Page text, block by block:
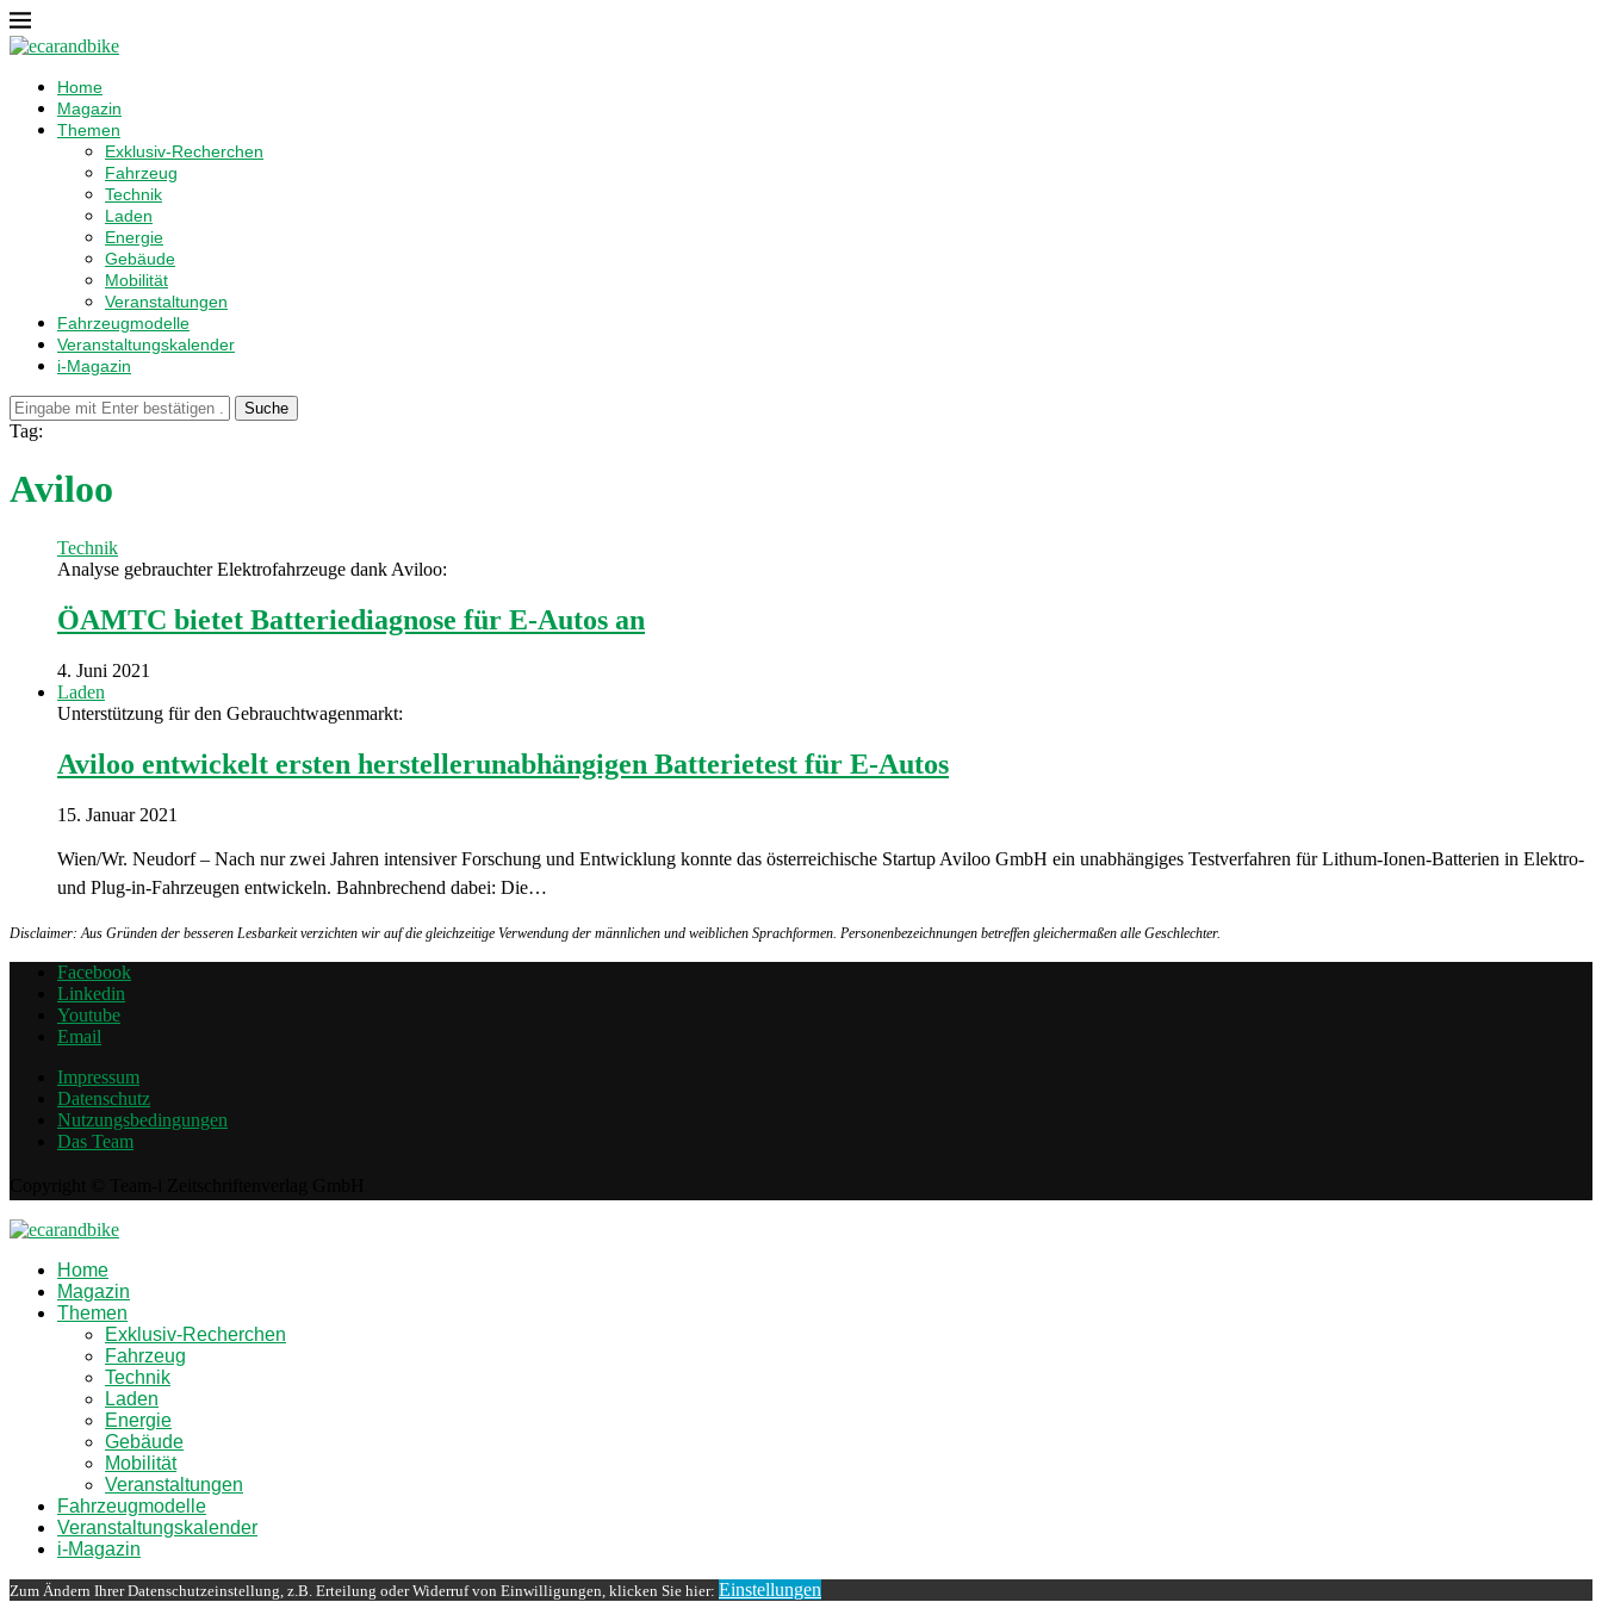
Home
Magazin
Themen
Exklusiv-Recherchen
Fahrzeug
Technik
Laden
Energie
Gebäude
Mobilität
Veranstaltungen
Fahrzeugmodelle
Veranstaltungskalender
i-Magazin
Suche
Tag:
Aviloo
Technik
Analyse gebrauchter Elektrofahrzeuge dank Aviloo:
ÖAMTC bietet Batteriediagnose für E-Autos an
4. Juni 2021
Laden
Unterstützung für den Gebrauchtwagenmarkt:
Aviloo entwickelt ersten herstellerunabhängigen Batterietest für E-Autos
15. Januar 2021
Wien/Wr. Neudorf – Nach nur zwei Jahren intensiver Forschung und Entwicklung konnte das österreichische Startup Aviloo GmbH ein unabhängiges Testverfahren für Lithum-Ionen-Batterien in Elektro-
und Plug-in-Fahrzeugen entwickeln. Bahnbrechend dabei: Die…
Disclaimer: Aus Gründen der besseren Lesbarkeit verzichten wir auf die gleichzeitige Verwendung der männlichen und weiblichen Sprachformen. Personenbezeichnungen betreffen gleichermaßen alle Geschlechter.
Facebook
Linkedin
Youtube
Email
Impressum
Datenschutz
Nutzungsbedingungen
Das Team
Home
Magazin
Themen
Exklusiv-Recherchen
Fahrzeug
Technik
Laden
Energie
Gebäude
Mobilität
Veranstaltungen
Fahrzeugmodelle
Veranstaltungskalender
i-Magazin
Zum Ändern Ihrer Datenschutzeinstellung, z.B. Erteilung oder Widerruf von Einwilligungen, klicken Sie hier: Einstellungen